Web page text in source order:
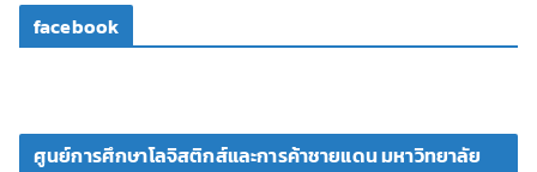
facebook
ศูนย์การศึกษาโลจิสติกส์และการค้าชายแดน มหาวิทยาลัย